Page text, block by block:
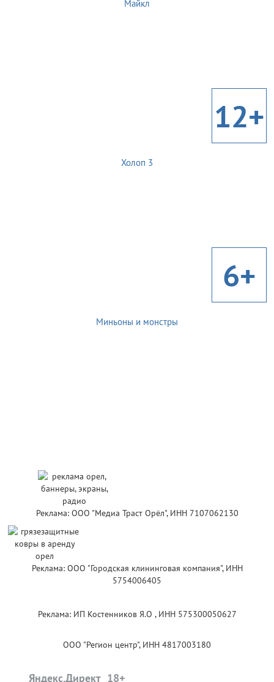
Майкл
12+
Холоп 3
6+
Миньоны и монстры
Реклама: ООО "Медиа Траст Орёл", ИНН 7107062130
Реклама: ООО "Городская клининговая компания", ИНН
5754006405
Реклама: ИП Костенников Я.О , ИНН 575300050627
ООО "Регион центр", ИНН 4817003180
Яндекс.Директ